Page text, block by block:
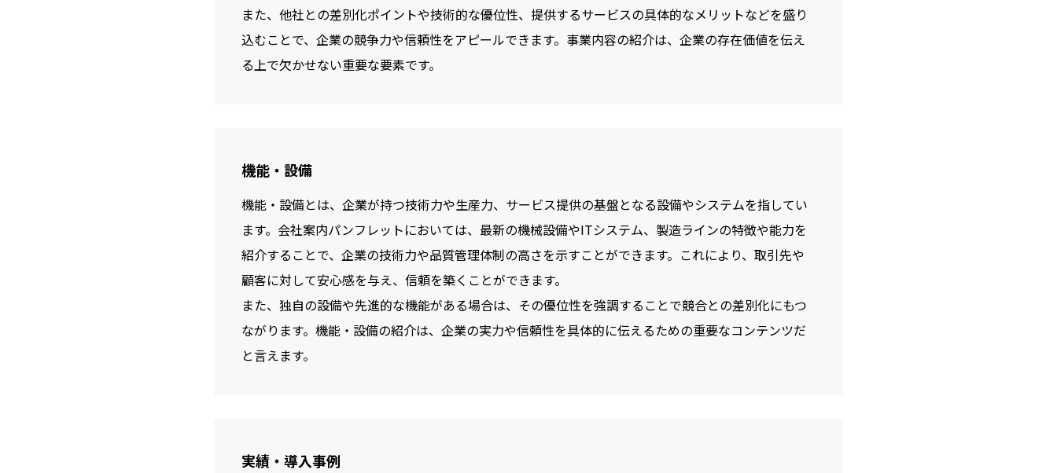
また、他社との差別化ポイントや技術的な優位性、提供するサービスの具体的なメリットなどを盛り
込むことで、企業の競争力や信頼性をアピールできます。事業内容の紹介は、企業の存在価値を伝え
る上で欠かせない重要な要素です。
機能・設備
機能・設備とは、企業が持つ技術力や生産力、サービス提供の基盤となる設備やシステムを指してい
ます。会社案内パンフレットにおいては、最新の機械設備やITシステム、製造ラインの特徴や能力を
紹介することで、企業の技術力や品質管理体制の高さを示すことができます。これにより、取引先や
顧客に対して安心感を与え、信頼を築くことができます。
また、独自の設備や先進的な機能がある場合は、その優位性を強調することで競合との差別化にもつ
ながります。機能・設備の紹介は、企業の実力や信頼性を具体的に伝えるための重要なコンテンツだ
と言えます。
実績・導入事例